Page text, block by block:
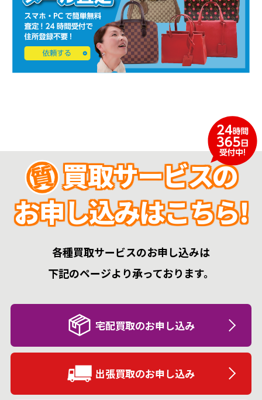
買取サービスの
お申し込みはこちら!
各種買取サービスのお申し込みは
下記のページより承っております。
宅配買取のお申し込み
出張買取のお申し込み